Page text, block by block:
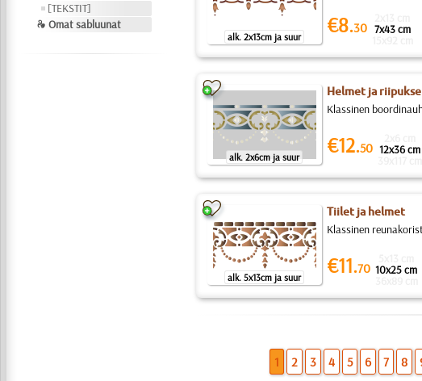
[TEKSTIT]
❧ Omat sabluunat
alk. 2x13cm ja suur €8.30 7x43 cm
alk. 2x6cm ja suur
Helmet ja
Klassinen
€12.50 12x36 cm
alk. 5x13cm ja suur
Tiilet ja helmet
Klassinen
€11.70 10x25 cm
1 2 3 4 5 6 7 8